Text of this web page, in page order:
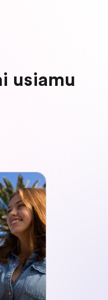
usiamu